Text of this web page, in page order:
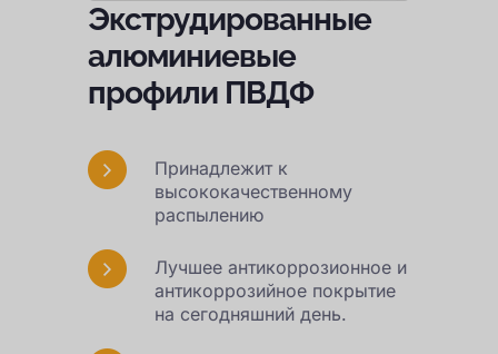
Экструдированные
алюминиевые
профили ПВДФ
Принадлежит к
высококачественному
распылению
Лучшее антикоррозионное и
антикоррозийное покрытие
на сегодняшний день.